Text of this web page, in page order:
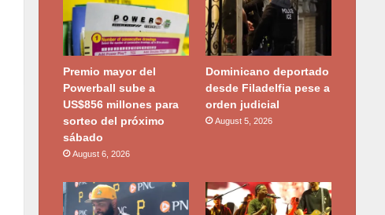
Premio mayor del
Powerball sube a
US$856 millones para
sorteo del próximo
sábado
August 6, 2026
Dominicano deportado
desde Filadelfia pese a
orden judicial
August 5, 2026